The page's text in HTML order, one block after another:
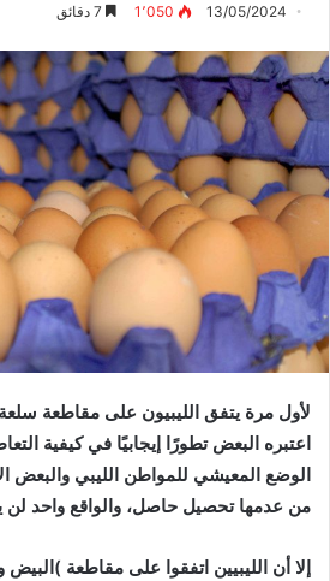
13/05/2024 1٬050
لأول مرة يتفق الليبيون على مقاطعة سلعة
اعتبره البعض تطورًا إيجابيًا في كيفية
الوضع المعيشي للمواطن الليبي والبعض
من عدمها تحصيل حاصل، والواقع واحد لن
إلا أن الليبيين اتفقوا على مقاطعة ) البيض